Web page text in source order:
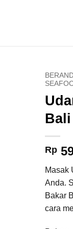
Bali
Rp
Masak
Anda.
Bakar
cara